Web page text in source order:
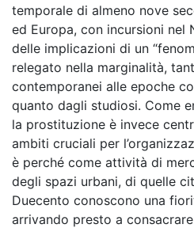
temporale di almeno nove
ed Europa, con incursioni nel
delle implicazioni di un
relegato nella marginalità,
contemporanei alle epoche
quanto dagli studiosi. Come
la prostituzione è invece
ambiti cruciali per
è perché come attività di
degli spazi urbani, di quelle
Duecento conoscono una
arrivando presto a